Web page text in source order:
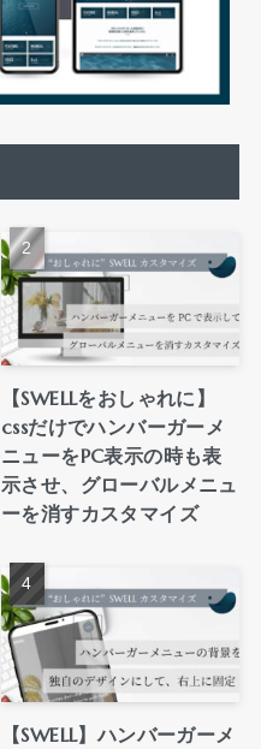
【SWELLをおしゃれに】
cssだけでハンバーガーメ
ニューをPC表示の時も表
示させ、グローバルメニュ
ーを消すカスタマイズ
【SWELL】ハンバーガーメ